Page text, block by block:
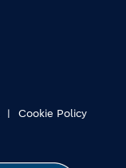
Cookie Policy